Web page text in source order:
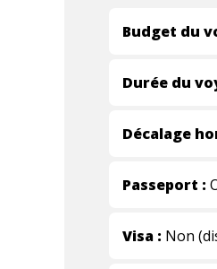
Budget du
Durée du
Décalage
Passeport :
Visa : Non